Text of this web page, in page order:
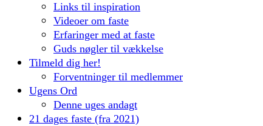
Links til inspiration
Videoer om faste
Erfaringer med at faste
Guds nøgler til vækkelse
Tilmeld dig her!
Forventninger til medlemmer
Ugens Ord
Denne uges andagt
21 dages faste (fra 2021)